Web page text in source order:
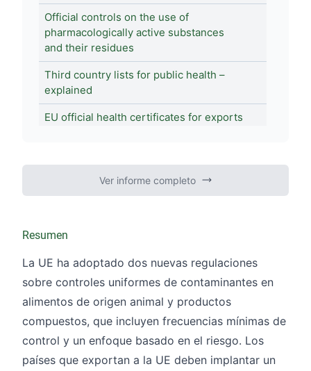
Ver informe completo
Resumen
La UE ha adoptado dos nuevas regulaciones
sobre controles uniformes de contaminantes en
alimentos de origen animal y productos
compuestos, que incluyen frecuencias mínimas de
control y un enfoque basado en el riesgo. Los
países que exportan a la UE deben implantar un
Official controls on the use of
pharmacologically active substances
and their residues
Third country lists for public health –
explained
EU official health certificates for exports
residues in products of animal origin